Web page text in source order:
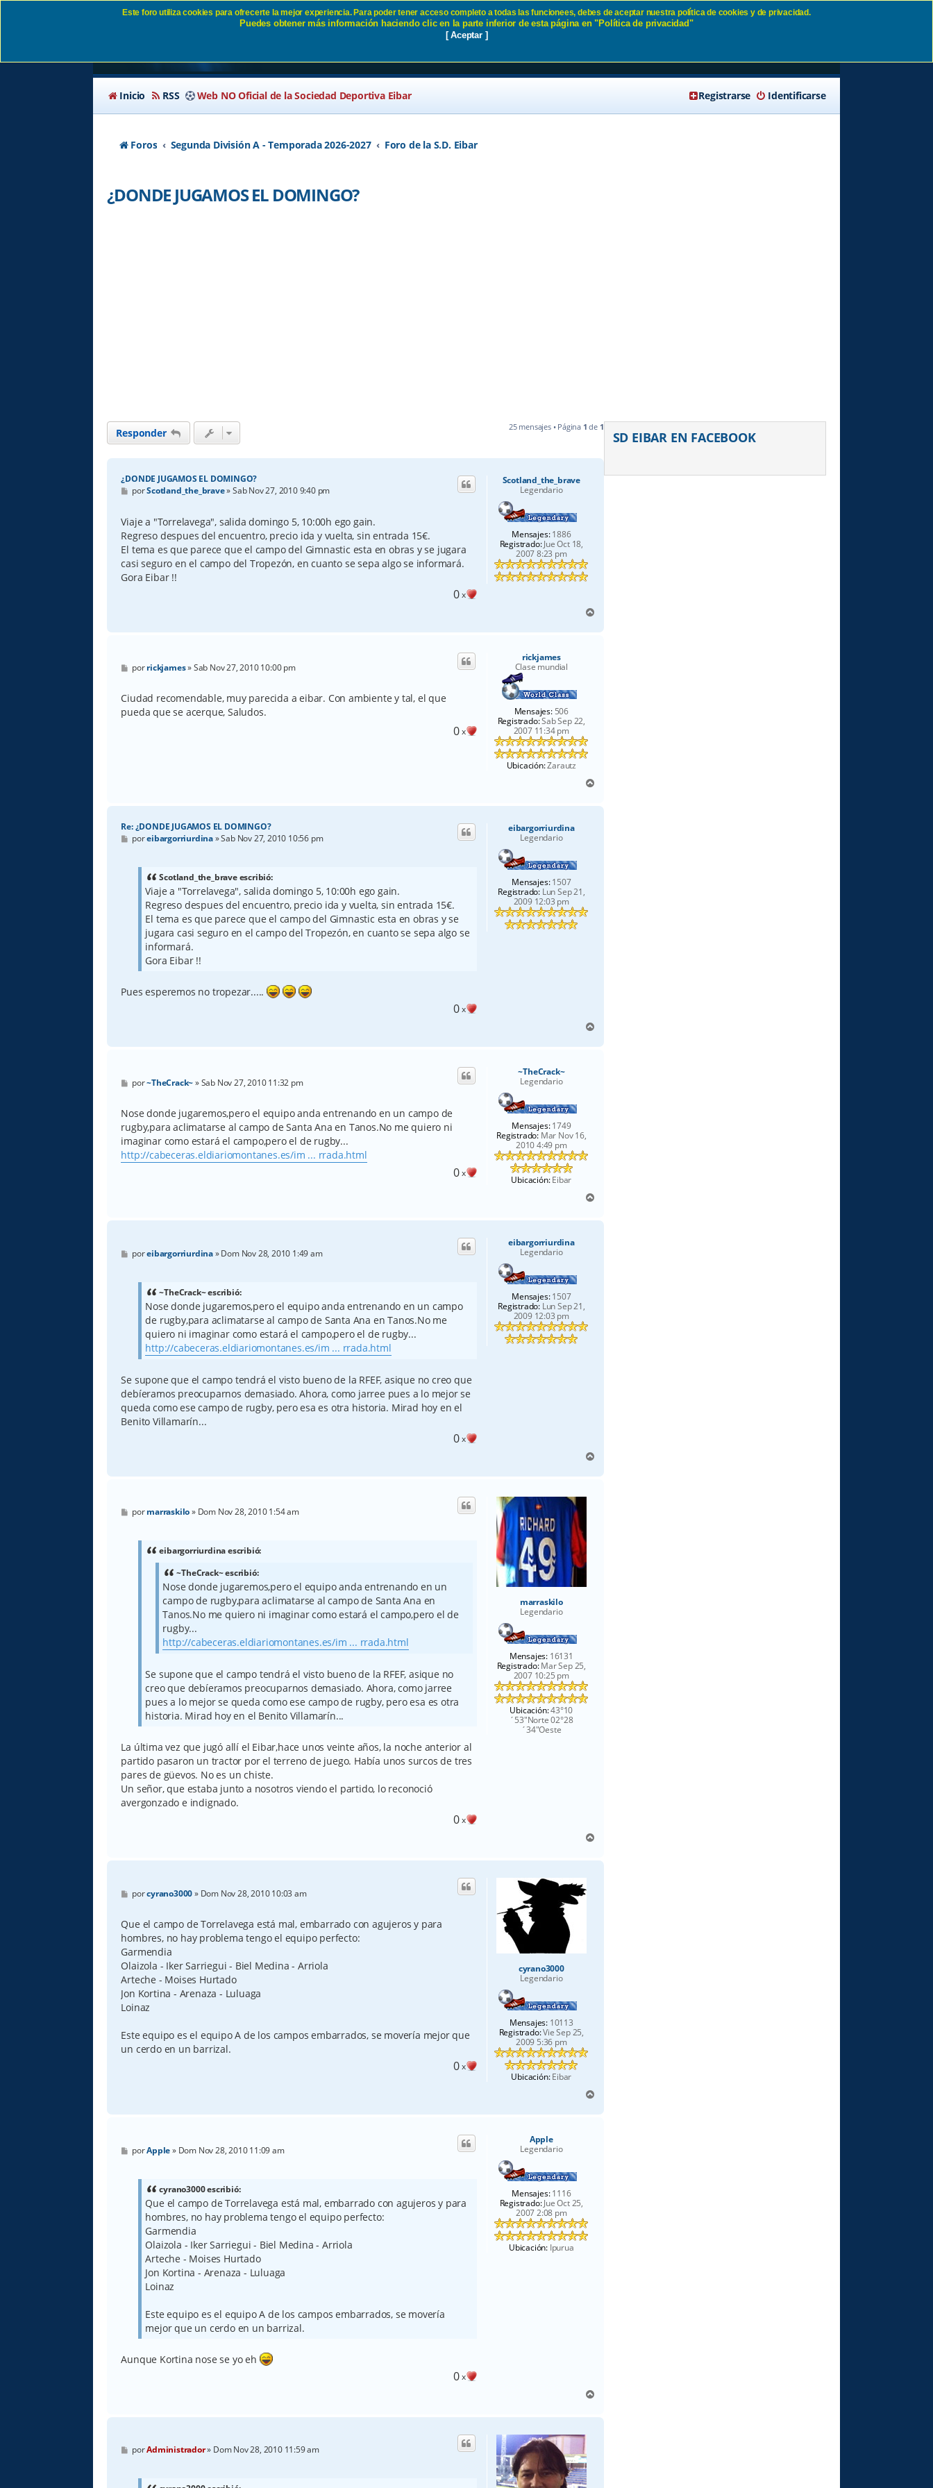
¿DONDE JUGAMOS EL DOMINGO? SD Eibar
Inicio RSS Web NO Oficial de la Sociedad Deportiva Eibar Identificarse
Registrarse
Foros Segunda División A - Temporada 2026-2027 Foro de la S.D. Eibar
¿DONDE JUGAMOS EL DOMINGO?
Responder 25 mensajes • Página 1 de 1
Scotland_the_brave
Legendario
Mensajes:1886
Registrado:Jue Oct 18,
2007 8:23 pm
¿DONDE JUGAMOS EL DOMINGO?
M
e
s
a
j
e
porScotland_the_brave»Sab Nov 27, 2010 9:40 pm
Viaje a "Torrelavega", salida domingo 5, 10:00h ego gain.
Regreso despues del encuentro, precio ida y vuelta, sin entrada 15€.
El tema es que parece que el campo del Gimnastic esta en obras y se jugara
casi seguro en el campo del Tropezón, en cuanto se sepa algo se informará.
Gora Eibar !!
0x
r
rickjames
Clase mundial
Mensajes:506
Registrado:Sab Sep 22,
2007 11:34 pm
Ubicación:Zarautz
M
e
s
a
j
porrickjames»Sab Nov 27, 2010 10:00 pm
Ciudad recomendable, muy parecida a eibar. Con ambiente y tal, el que
pueda que se acerque, Saludos.
0x
r
eibargorriurdina
Legendario
Mensajes:1507
Registrado:Lun Sep 21,
2009 12:03 pm
Re: ¿DONDE JUGAMOS EL DOMINGO?
M
e
poreibargorriurdina»Sab Nov 27, 2010 10:56 pm
Scotland_the_brave escribió:
Viaje a "Torrelavega", salida domingo 5, 10:00h ego gain.
Regreso despues del encuentro, precio ida y vuelta, sin entrada 15€.
El tema es que parece que el campo del Gimnastic esta en obras y se
jugara casi seguro en el campo del Tropezón, en cuanto se sepa algo se
informará.
Gora Eibar !!
Pues esperemos no tropezar.....
0x
r
~TheCrack~
Legendario
Mensajes:1749
Registrado:Mar Nov 16,
2010 4:49 pm
Ubicación:Eibar
M
e
s
a
j
e
por~TheCrack~»Sab Nov 27, 2010 11:32 pm
Nose donde jugaremos,pero el equipo anda entrenando en un campo de
rugby,para aclimatarse al campo de Santa Ana en Tanos.No me quiero ni
imaginar como estará el campo,pero el de rugby...
http://cabeceras.eldiariomontanes.es/im ... rrada.html
0x
r
eibargorriurdina
Legendario
Mensajes:1507
Registrado:Lun Sep 21,
2009 12:03 pm
M
e
poreibargorriurdina»Dom Nov 28, 2010 1:49 am
~TheCrack~ escribió:
Nose donde jugaremos,pero el equipo anda entrenando en un campo
de rugby,para aclimatarse al campo de Santa Ana en Tanos.No me
quiero ni imaginar como estará el campo,pero el de rugby...
http://cabeceras.eldiariomontanes.es/im ... rrada.html
Se supone que el campo tendrá el visto bueno de la RFEF, asique no creo que
debíeramos preocuparnos demasiado. Ahora, como jarree pues a lo mejor se
queda como ese campo de rugby, pero esa es otra historia. Mirad hoy en el
Benito Villamarín...
0x
r
marraskilo
Legendario
Mensajes: 16131
Registrado:Mar Sep 25,
2007 10:25 pm
Ubicación:43°10
´53"Norte 02°28
´34"Oeste
M
e
pormarraskilo» Dom Nov 28, 2010 1:54 am
eibargorriurdina escribió:
~TheCrack~ escribió:
Nose donde jugaremos,pero el equipo anda entrenando en un
campo de rugby,para aclimatarse al campo de Santa Ana en
Tanos.No me quiero ni imaginar como estará el campo,pero el de
rugby...
http://cabeceras.eldiariomontanes.es/im ... rrada.html
Se supone que el campo tendrá el visto bueno de la RFEF, asique no
creo que debíeramos preocuparnos demasiado. Ahora, como jarree
pues a lo mejor se queda como ese campo de rugby, pero esa es otra
historia. Mirad hoy en el Benito Villamarín...
La última vez que jugó allí el Eibar,hace unos veinte años, la noche anterior al
partido pasaron un tractor por el terreno de juego. Había unos surcos de tres
pares de güevos. No es un chiste.
Un señor, que estaba junto a nosotros viendo el partido, lo reconoció
avergonzado e indignado.
0x
r
cyrano3000
Legendario
Mensajes: 10113
Registrado:Vie Sep 25,
2009 5:36 pm
Ubicación:Eibar
M
e
s
a
j
e
porcyrano3000» Dom Nov 28, 2010 10:03 am
Que el campo de Torrelavega está mal, embarrado con agujeros y para
hombres, no hay problema tengo el equipo perfecto:
Garmendia
Olaizola - Iker Sarriegui - Biel Medina - Arriola
Arteche - Moises Hurtado
Jon Kortina - Arenaza - Luluaga
Loinaz
Este equipo es el equipo A de los campos embarrados, se movería mejor que
un cerdo en un barrizal.
0x
r
Apple
Legendario
Mensajes:1116
Registrado:Jue Oct 25,
2007 2:08 pm
Ubicación: Ipurua
M
e
porApple» Dom Nov 28, 2010 11:09 am
cyrano3000 escribió:
Que el campo de Torrelavega está mal, embarrado con agujeros y para
hombres, no hay problema tengo el equipo perfecto:
Garmendia
Olaizola - Iker Sarriegui - Biel Medina - Arriola
Arteche - Moises Hurtado
Jon Kortina - Arenaza - Luluaga
Loinaz
Este equipo es el equipo A de los campos embarrados, se movería
mejor que un cerdo en un barrizal.
Aunque Kortina nose se yo eh
0x
r
M
e
porAdministrador» Dom Nov 28, 2010 11:59 am
SD EIBAR EN FACEBOOK
Este foro utiliza cookies para ofrecerte la mejor experiencia. Para poder tener acceso completo a todas las funcionees, debes de aceptar nuestra política de cookies y de privacidad.
Puedes obtener más información haciendo clic en la parte inferior de esta página en "Política de privacidad"
[ Aceptar ]